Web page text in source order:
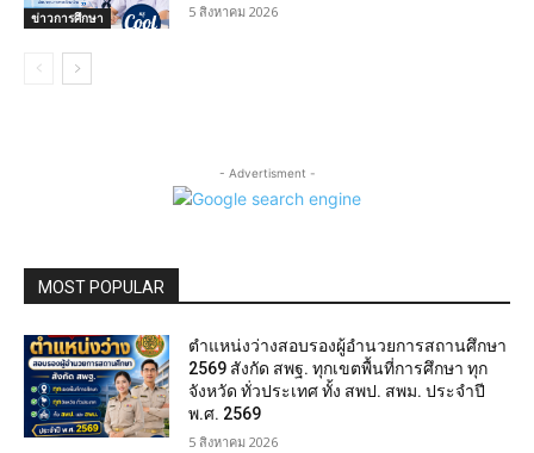
ข่าวการศึกษา 5 สิงหาคม 2026
- Advertisment -
MOST POPULAR
ตำแหน่งว่างสอบรองผู้อำนวยการสถานศึกษา
2569 สังกัด สพฐ. ทุกเขตพื้นที่การศึกษา ทุก
จังหวัด ทั่วประเทศ ทั้ง สพป. สพม. ประจำปี
พ.ศ. 2569
5 สิงหาคม 2026